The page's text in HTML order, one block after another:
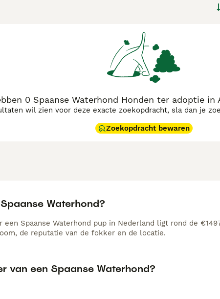
zo hoog aangeschreven staan wat betreft hun
voor informatie over dit hondenras.
0 Spaanse Waterhond Honden ter adoptie in
wil zien voor deze exacte zoekopdracht, sla dan je
Zoekopdracht bewaren
Waterhond?
een Spaanse Waterhond pup in Nederland ligt rond de
de reputatie van de fokker en de locatie.
van een Spaanse Waterhond?